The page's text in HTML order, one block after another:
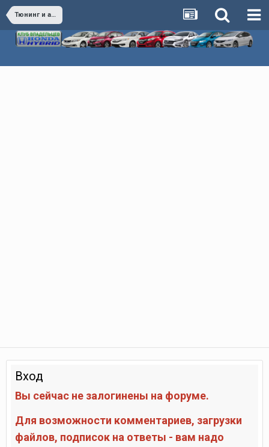
Тюнинг и аксессуары
Вход
Вы сейчас не залогинены на форуме.
Для возможности комментариев, загрузки
файлов, подписок на ответы - вам надо